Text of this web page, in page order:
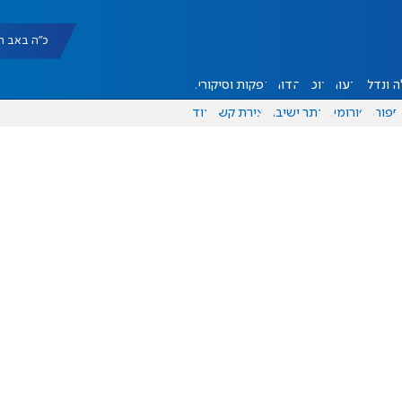
כ"ה באב תשפ"ו
ונדל"ן דעות אוכל יהדות הפקות וסיקורים
ספורט פורומים אתר ישיבה יצירת קשר עוד